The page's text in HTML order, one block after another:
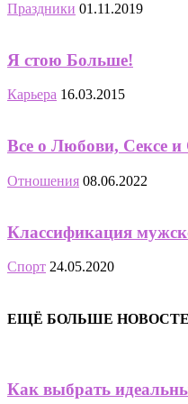
Праздники 01.11.2019
Я стою Больше!
Карьера 16.03.2015
Все о Любови, Сексе
Отношения 08.06.2022
Классификация
Спорт 24.05.2020
ЕЩЁ БОЛЬШЕ
Как выбрать